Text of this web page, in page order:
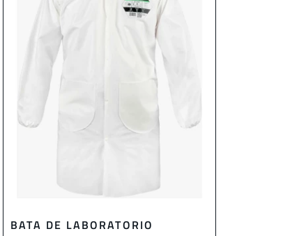
BATA DE LABORATORIO